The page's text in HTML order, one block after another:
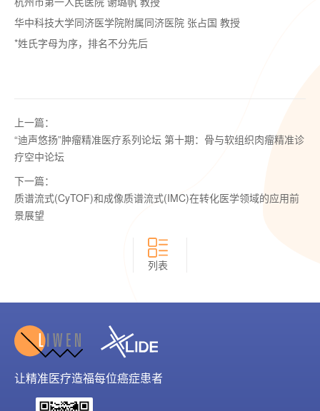
华中科技大学同济医学院附属同济医院 张占国 教授
*姓氏字母为序，排名不分先后
上一篇：
“迪声悠扬”肿瘤精准医疗系列论坛 第十期：骨与软组织肉瘤精准诊
疗空中论坛
下一篇：
质谱流式(CyTOF)和成像质谱流式(IMC)在转化医学领域的应用前
景展望
列表
让精准医疗造福每位癌症患者